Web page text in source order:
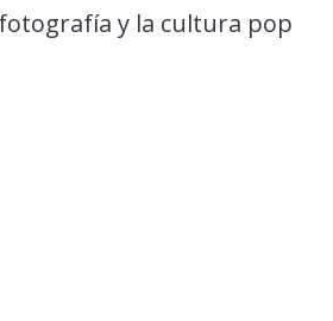
y la cultura pop